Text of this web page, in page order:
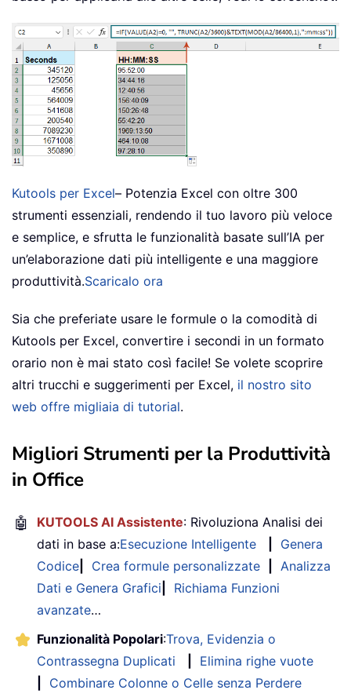
Kutools per Excel– Potenzia Excel con oltre 300
strumenti essenziali, rendendo il tuo lavoro più veloce
e semplice, e sfrutta le funzionalità basate sull’IA per
un’elaborazione dati più intelligente e una maggiore
produttività.Scaricalo ora
Sia che preferiate usare le formule o la comodità di
Kutools per Excel, convertire i secondi in un formato
orario non è mai stato così facile! Se volete scoprire
altri trucchi e suggerimenti per Excel, il nostro sito
web offre migliaia di tutorial.
Migliori Strumenti per la Produttività
in Office
🤖 KUTOOLS AI Assistente: Rivoluziona Analisi dei
dati in base a:Esecuzione Intelligente
Genera
Codice
Crea formule personalizzate
Analizza
Dati e Genera Grafici
Richiama Funzioni
avanzate…
Funzionalità Popolari:Trova, Evidenzia o
Contrassegna Duplicati
Elimina righe vuote
Combinare Colonne o Celle senza Perdere